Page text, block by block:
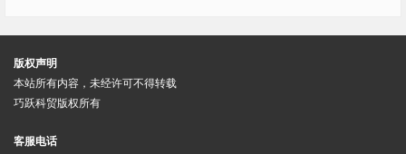
版权声明
本站所有内容，未经许可不得转载
巧跃科贸版权所有
客服电话